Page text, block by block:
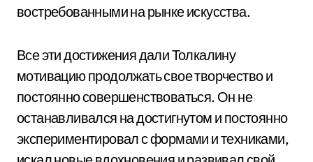
востребованными на рынке искусства.
Все эти достижения дали Толкалину
мотивацию продолжать свое творчество и
постоянно совершенствоваться. Он не
останавливался на достигнутом и постоянно
экспериментировал с формами и техниками,